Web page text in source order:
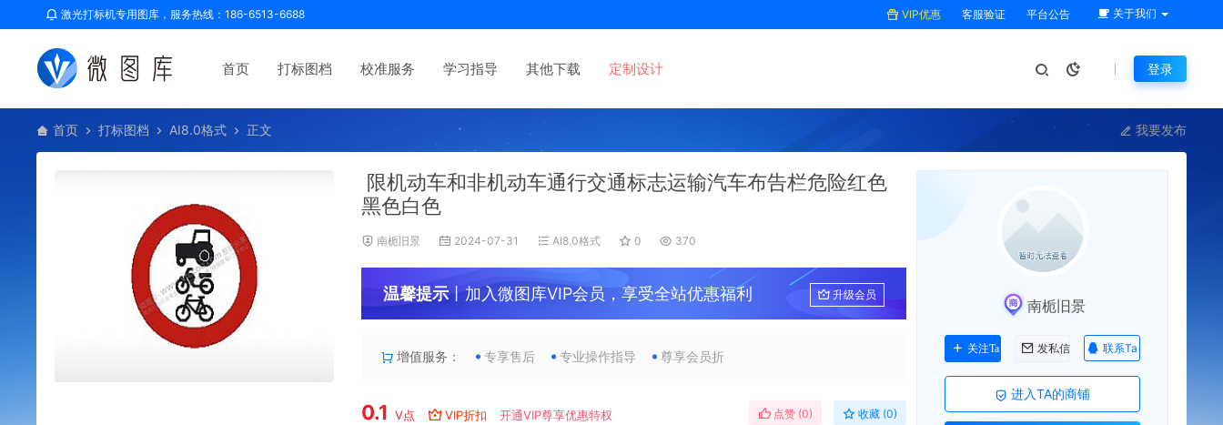
激光打标机专用图库，服务热线：186-6513-6688 VIP优惠 客服验证 平台公告 关于我们
首页 打标图档 校准服务 学习指导 其他下载 定制设计 登录
首页 打标图档 AI8.0格式 正文 我要发布
限机动车和非机动车通行交通标志运输汽车布告栏危险红色
黑色白色
南栀旧景 2024-07-31 AI8.0格式 0 370
温馨提示丨加入微图库VIP会员，享受全站优惠福利 升级会员
增值服务： 专享售后 专业操作指导 尊享会员折
0.1 V点 VIP折扣 开通VIP尊享优惠特权 点赞 (0) 收藏 (0)
南栀旧景
关注Ta 发私信 联系Ta
进入TA的商铺